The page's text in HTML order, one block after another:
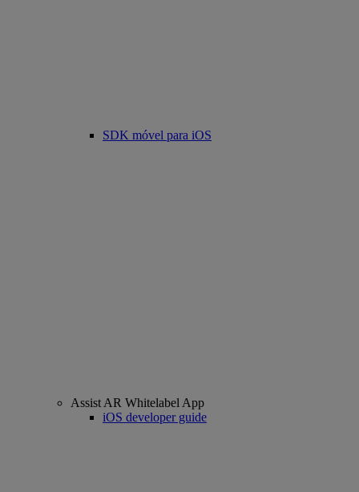
SDK móvel para iOS
Assist AR Whitelabel App
iOS developer guide